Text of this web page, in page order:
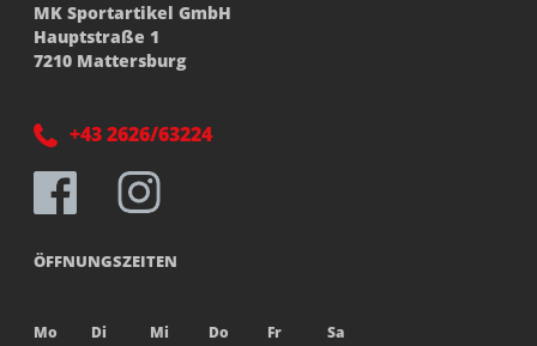
MK Sportartikel GmbH
Hauptstraße 1
7210 Mattersburg
+43 2626/63224
ÖFFNUNGSZEITEN
Mo Di Mi Do Fr
Sa